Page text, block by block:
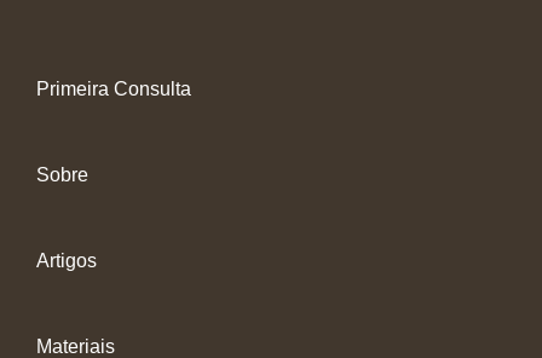
Primeira Consulta
Sobre
Artigos
Materiais